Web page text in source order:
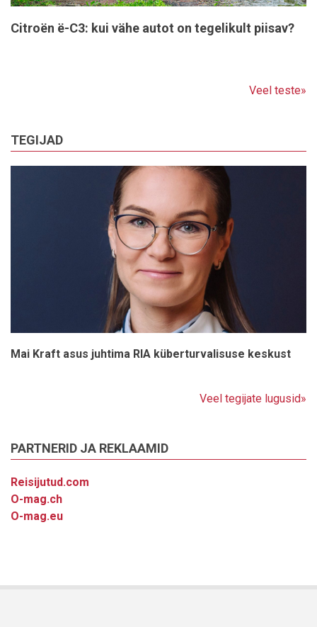
Citroën ë-C3: kui vähe autot on tegelikult piisav?
Veel teste»
TEGIJAD
Mai Kraft asus juhtima RIA küberturvalisuse keskust
Veel tegijate lugusid»
PARTNERID JA REKLAAMID
Reisijutud.com
O-mag.ch
O-mag.eu